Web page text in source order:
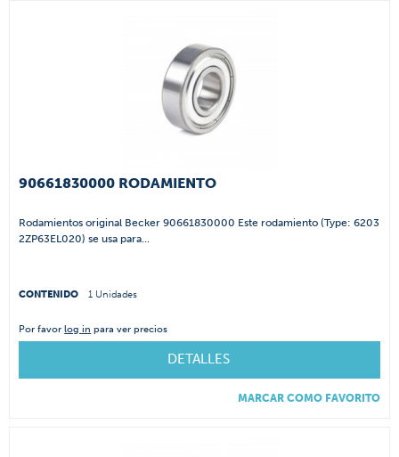
90661830000 RODAMIENTO
Rodamientos original Becker 90661830000 Este rodamiento (Type: 6203
2ZP63EL020) se usa para...
CONTENIDO 1 Unidades
Por favorlog in para ver precios
DETALLES
MARCAR COMO FAVORITO